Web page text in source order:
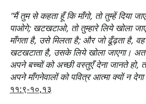
"मैं तुम से कहता हूँ कि माँगो, तो तुम्हें दिया
पाओगे; खटखटाओ, तो तुम्हारे लिये खोला
माँगता है, उसे मिलता है; और जो ढूँढ़ता है,
खटखटाता है, उसके लिये खोला जाएगा।
अपने बच्चों को अच्छी वस्तुएँ देना जानते हो, तो
अपने माँगनेवालों को पवित्र आत्मा क्यों न
११:९-१०,१३